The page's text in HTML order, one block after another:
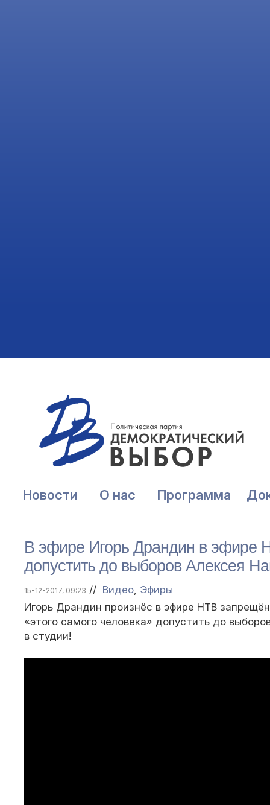
Новости О нас Программа
В эфире Игорь Драндин в эфире
допустить до выборов Алексея
15-12-2017, 09:23 // Видео Эфиры
Игорь Драндин произнёс в эфире НТВ
«этого самого человека» допустить до
в студии!